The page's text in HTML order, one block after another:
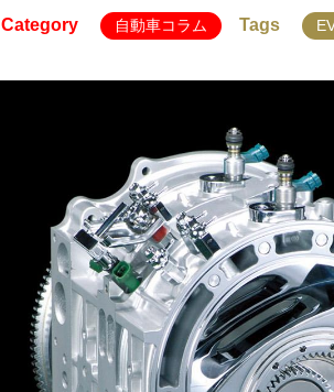
Category 自動車コラム Tags